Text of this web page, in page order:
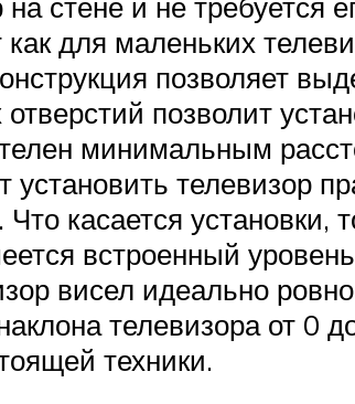
для маленьких
позволяет
позволит
минимальным
телевизор
касается
встроенный
висел идеально
телевизора от 0
техники.